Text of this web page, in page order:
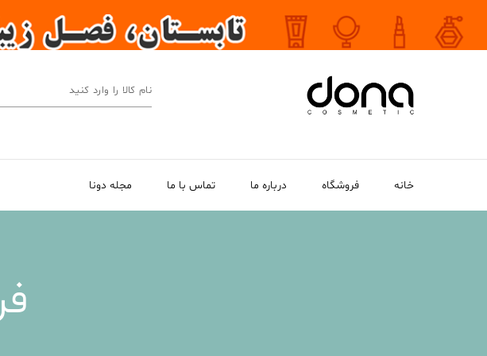
خانه فروشگاه درباره ما تماس با ما مجله دونا